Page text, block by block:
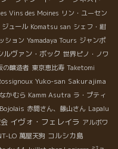
Vins des Moines リン・ユーセン
ジュール Komatsu san シェフ・紺
ション Yamadaya Tours ジャンポ
ルヴァン・ボック 世界ピノ・ノワ
の醸造者 東京恵比寿 Taketomi
Yuko-san Sakurajima
かむら Kamm Asutra ラ・プティ
赤間さん、藤山さん Lapalu
イヴォ・フェレイラ アルボワ
LO 萬屋天狗 コルシカ島